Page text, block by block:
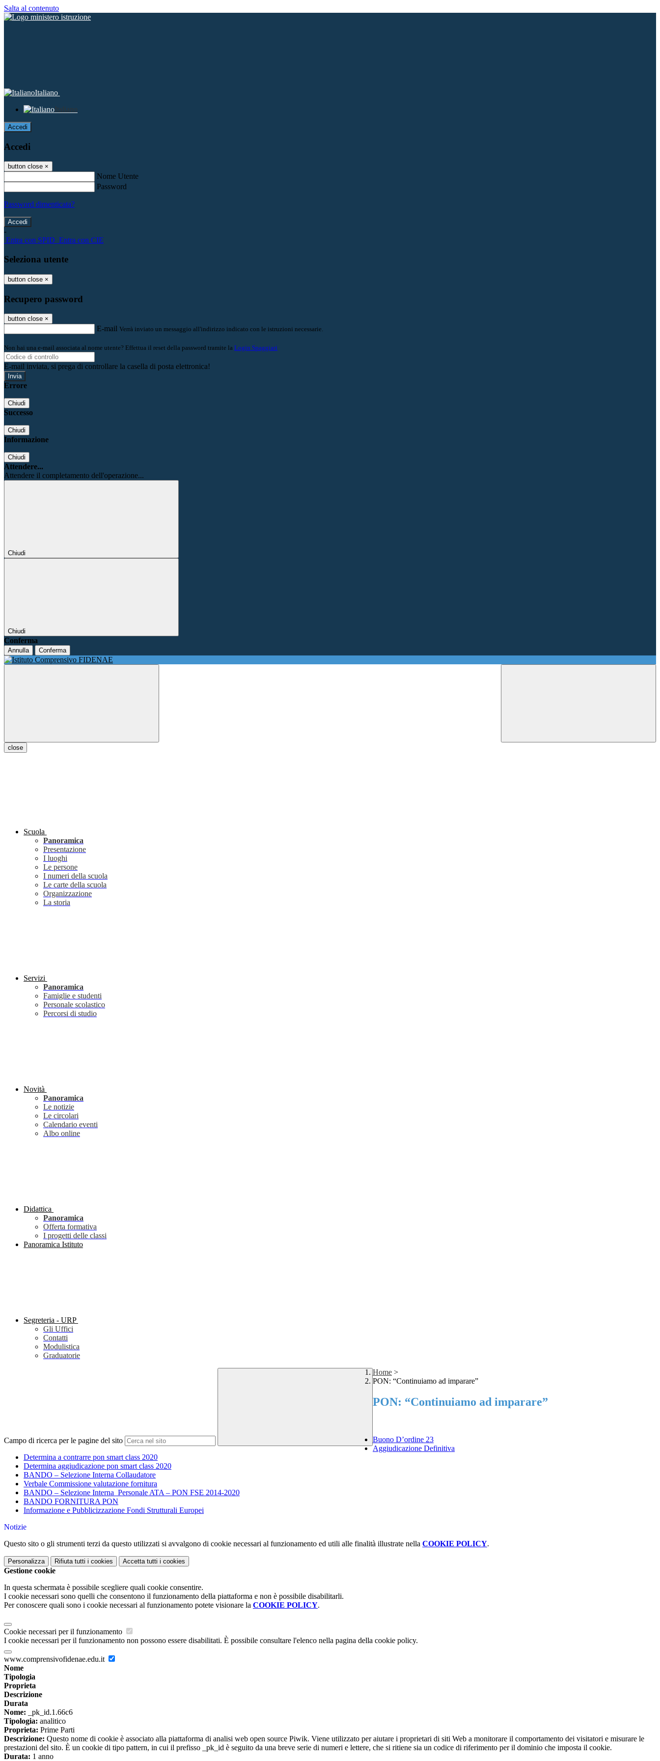
Salta al contenuto
Italiano
Italiano
Accedi
Accedi
button close ×
Nome Utente
Password
Password dimenticata?
-
Entra con SPID Entra con CIE
Seleziona utente
button close ×
Recupero password
button close ×
E-mail Verrà inviato un messaggio all'indirizzo indicato con le istruzioni necessarie.
Non hai una e-mail associata al nome utente? Effettua il reset della password tramite la Login Spaggiari
E-mail inviata, si prega di controllare la casella di posta elettronica!
Errore
Chiudi
Successo
Chiudi
Informazione
Chiudi
Attendere...
Attendere il completamento dell'operazione...
Chiudi
Chiudi
Conferma
Annulla Conferma
close
Scuola
Panoramica
Presentazione
I luoghi
Le persone
I numeri della scuola
Le carte della scuola
Organizzazione
La storia
Servizi
Panoramica
Famiglie e studenti
Personale scolastico
Percorsi di studio
Novità
Panoramica
Le notizie
Le circolari
Calendario eventi
Albo online
Didattica
Panoramica
Offerta formativa
I progetti delle classi
Panoramica Istituto
Segreteria - URP
Gli Uffici
Contatti
Modulistica
Graduatorie
Campo di ricerca per le pagine del sito
Home >
PON: “Continuiamo ad imparare”
PON: “Continuiamo ad imparare”
Buono D’ordine 23
Aggiudicazione Definitiva
Determina a contrarre pon smart class 2020
Determina aggiudicazione pon smart class 2020
BANDO – Selezione Interna Collaudatore
Verbale Commissione valutazione fornitura
BANDO – Selezione Interna Personale ATA – PON FSE 2014-2020
BANDO FORNITURA PON
Informazione e Pubblicizzazione Fondi Strutturali Europei
Notizie
Questo sito o gli strumenti terzi da questo utilizzati si avvalgono di cookie necessari al funzionamento ed utili alle finalità illustrate nella COOKIE POLICY.
Personalizza Rifiuta tutti i cookies Accetta tutti i cookies
Gestione cookie
In questa schermata è possibile scegliere quali cookie consentire.
I cookie necessari sono quelli che consentono il funzionamento della piattaforma e non è possibile disabilitarli.
Per conoscere quali sono i cookie necessari al funzionamento potete visionare la COOKIE POLICY.
Cookie necessari per il funzionamento
I cookie necessari per il funzionamento non possono essere disabilitati. È possibile consultare l'elenco nella pagina della cookie policy.
www.comprensivofidenae.edu.it
Nome
Tipologia
Proprieta
Descrizione
Durata
Nome: _pk_id.1.66c6
Tipologia: analitico
Proprieta: Prime Parti
Descrizione: Questo nome di cookie è associato alla piattaforma di analisi web open source Piwik. Viene utilizzato per aiutare i proprietari di siti Web a monitorare il comportamento dei visitatori e misurare le
prestazioni del sito. È un cookie di tipo pattern, in cui il prefisso _pk_id è seguito da una breve serie di numeri e lettere, che si ritiene sia un codice di riferimento per il dominio che imposta il cookie.
Durata: 1 anno